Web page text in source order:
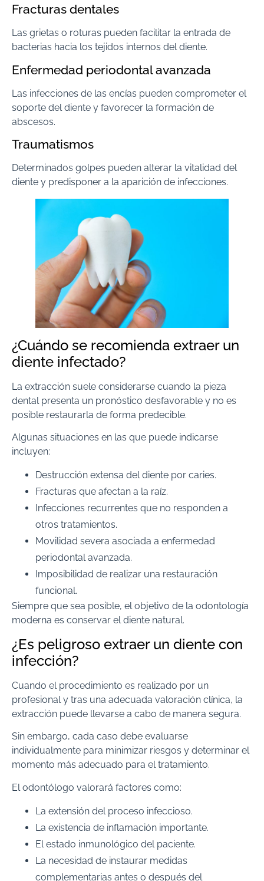
Fracturas dentales
Las grietas o roturas pueden facilitar la entrada de
bacterias hacia los tejidos internos del diente.
Enfermedad periodontal avanzada
Las infecciones de las encías pueden comprometer el
soporte del diente y favorecer la formación de
abscesos.
Traumatismos
Determinados golpes pueden alterar la vitalidad del
diente y predisponer a la aparición de infecciones.
¿Cuándo se recomienda extraer un
diente infectado?
La extracción suele considerarse cuando la pieza
dental presenta un pronóstico desfavorable y no es
posible restaurarla de forma predecible.
Algunas situaciones en las que puede indicarse
incluyen:
Destrucción extensa del diente por caries.
Fracturas que afectan a la raíz.
Infecciones recurrentes que no responden a
otros tratamientos.
Movilidad severa asociada a enfermedad
periodontal avanzada.
Imposibilidad de realizar una restauración
funcional.
Siempre que sea posible, el objetivo de la odontología
moderna es conservar el diente natural.
¿Es peligroso extraer un diente con
infección?
Cuando el procedimiento es realizado por un
profesional y tras una adecuada valoración clínica, la
extracción puede llevarse a cabo de manera segura.
Sin embargo, cada caso debe evaluarse
individualmente para minimizar riesgos y determinar el
momento más adecuado para el tratamiento.
El odontólogo valorará factores como:
La extensión del proceso infeccioso.
La existencia de inflamación importante.
El estado inmunológico del paciente.
La necesidad de instaurar medidas
complementarias antes o después del